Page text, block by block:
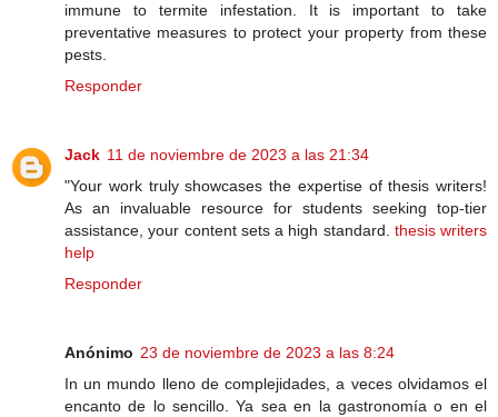
immune to termite infestation. It is important to take
preventative measures to protect your property from these
pests.
Responder
Jack 11 de noviembre de 2023 a las 21:34
"Your work truly showcases the expertise of thesis writers!
As an invaluable resource for students seeking top-tier
assistance, your content sets a high standard. thesis writers
help
Responder
Anónimo 23 de noviembre de 2023 a las 8:24
In un mundo lleno de complejidades, a veces olvidamos el
encanto de lo sencillo. Ya sea en la gastronomía o en el